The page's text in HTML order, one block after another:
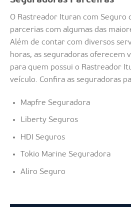
O Rastreador Ituran com Seguro
parcerias com algumas das
Além de contar com diversos
horas, as seguradoras oferecem
para quem possui o Rastreador
veículo. Confira as seguradoras
Mapfre Seguradora
Liberty Seguros
HDI Seguros
Tokio Marine Seguradora
Aliro Seguro